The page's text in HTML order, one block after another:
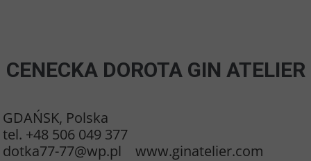
CENECKA DOROTA GIN ATELIER
GDAŃSK, Polska
tel. +48 506 049 377
dotka77-77@wp.pl www.ginatelier.com